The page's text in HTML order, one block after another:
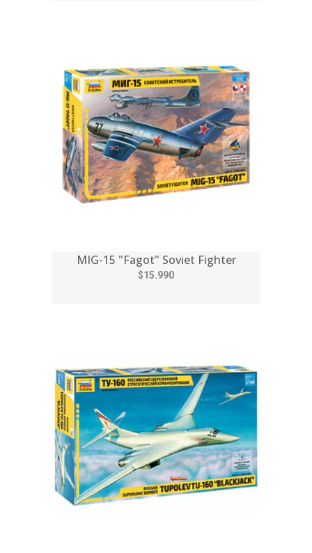
MIG-15 "Fagot" Soviet Fighter
$15.990